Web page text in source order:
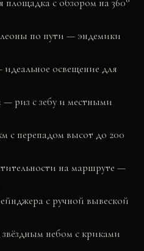
с обзором на 360°
по пути — эндемики
идеальное освещение для
риз с зебу и местными
с перепадом высот до 200
на маршруте —
с ручной вывеской
небом с криками